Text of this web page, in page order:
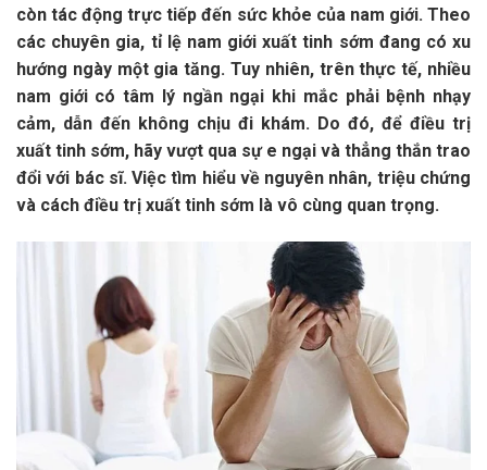
còn tác động trực tiếp đến sức khỏe của nam giới. Theo
các chuyên gia, tỉ lệ nam giới xuất tinh sớm đang có xu
hướng ngày một gia tăng. Tuy nhiên, trên thực tế, nhiều
nam giới có tâm lý ngần ngại khi mắc phải bệnh nhạy
cảm, dẫn đến không chịu đi khám. Do đó, để điều trị
xuất tinh sớm, hãy vượt qua sự e ngại và thẳng thắn trao
đổi với bác sĩ. Việc tìm hiểu về nguyên nhân, triệu chứng
và cách điều trị xuất tinh sớm là vô cùng quan trọng.